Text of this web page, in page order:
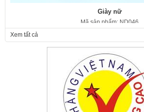
Giày nữ
Mã sản phẩm: ND046
Xem tất cả